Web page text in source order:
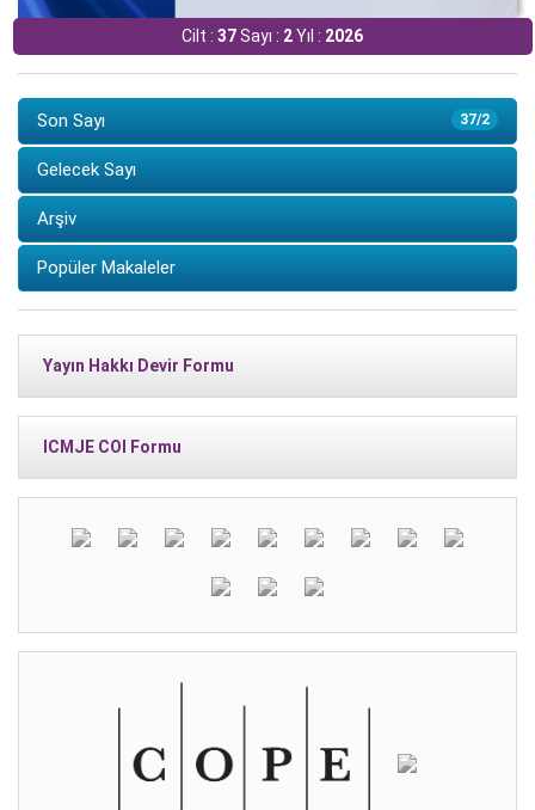
Cilt :37Sayı : 2Yıl : 2026
37/2
Son Sayı
Gelecek Sayı
Arşiv
Popüler Makaleler
Yayın Hakkı Devir Formu
ICMJE COI Formu